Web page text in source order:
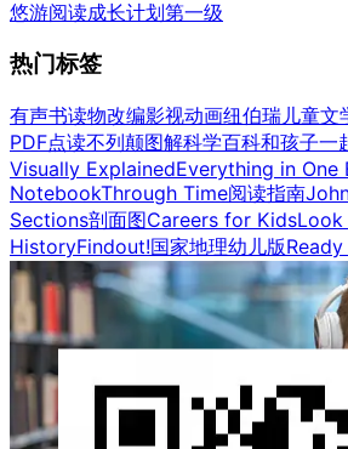
悠游阅读成长计划第一级
热门标签
有声书读物改编影视动画纽伯瑞儿童文
PDF点读不列颠图解科学百科和孩子一
Visually ExplainedEverything in One
NotebookThrough Time阅读指南
Sections剖面图Careers for KidsLook
HistoryFindout!国家地理幼儿版